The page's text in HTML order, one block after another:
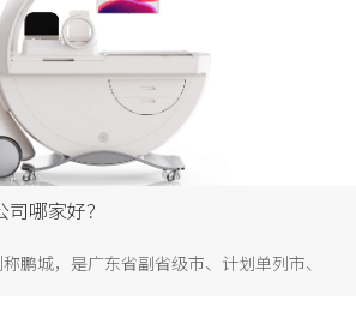
哪家好？
城，是广东省副省级市、计划单列市、